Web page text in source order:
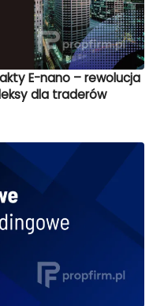
E-nano – rewolucja
dla traderów